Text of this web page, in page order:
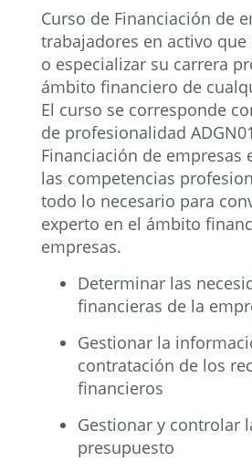
Curso de Financiación de
trabajadores en activo
o especializar su carrera
ámbito financiero de
El curso se corresponde
de profesionalidad
Financiación de empresas
las competencias
todo lo necesario para
experto en el ámbito
empresas.
Determinar las
financieras de la
Gestionar la
contratación de los
financieros
Gestionar y controlar
presupuesto